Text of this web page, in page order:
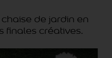
de jardin en
finales créatives.